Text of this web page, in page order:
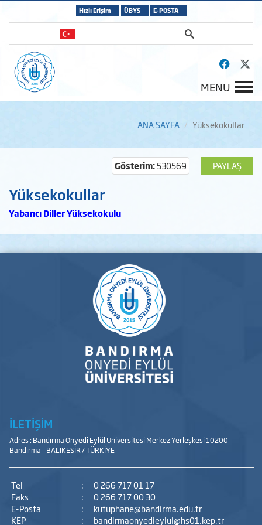
Hızlı Erişim ÜBYS E-POSTA
MENU
ANA SAYFA Yüksekokullar
PAYLAŞ
Gösterim:530569
Yüksekokullar
Yabancı Diller Yüksekokulu
İLETİŞİM
Adres : Bandırma Onyedi Eylül Üniversitesi Merkez Yerleşkesi 10200
Bandırma - BALIKESİR / TÜRKİYE
Tel :
0 266 717 01 17
Faks
:
0 266 717 00 30
E-Posta
:
kutuphane@bandirma.edu.tr
KEP
: bandirmaonyedieylul@hs01.kep.tr